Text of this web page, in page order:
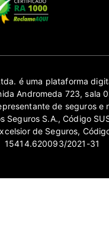
é uma plataforma
Andromeda 723, sala
de seguros e
S.A., Código
de Seguros,
15414.620093/2021-31